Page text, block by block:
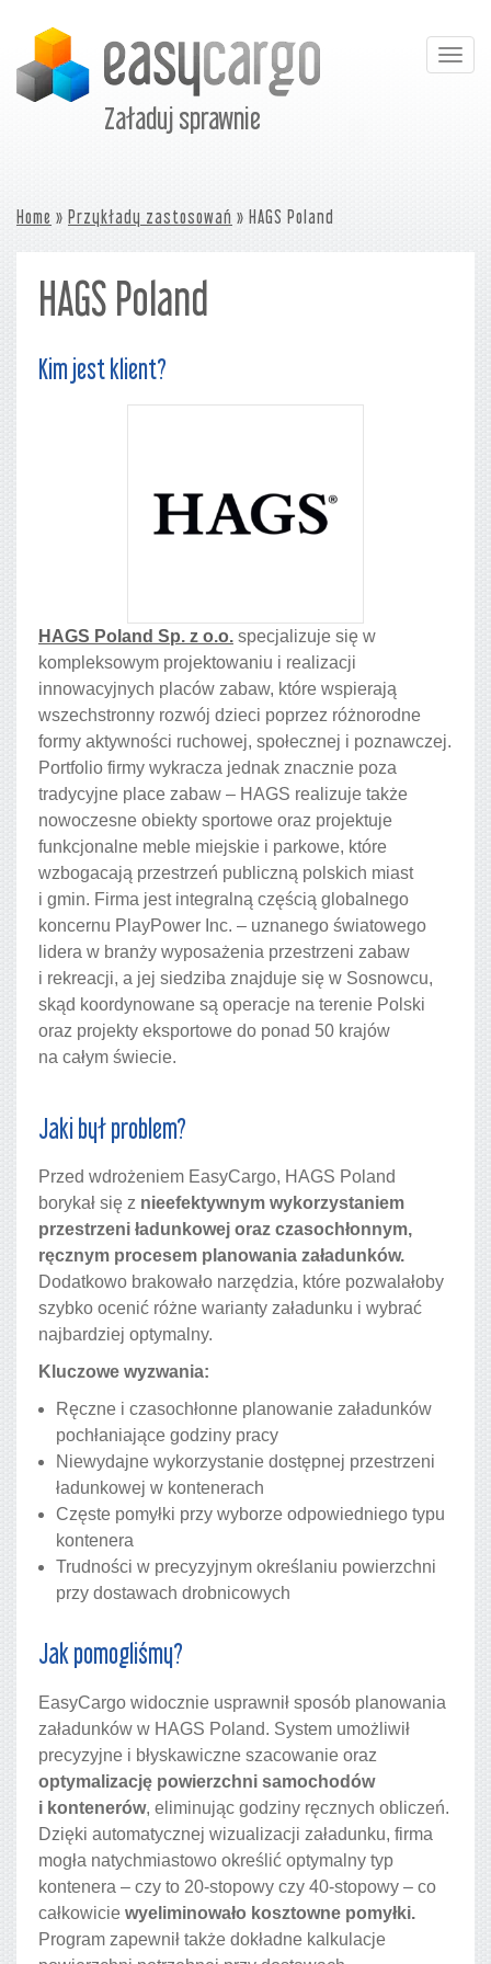
Załaduj sprawnie
Home » Przykłady zastosowań » HAGS Poland
HAGS Poland
Kim jest klient?
HAGS Poland Sp. z o.o. specjalizuje się w
kompleksowym projektowaniu i realizacji
innowacyjnych placów zabaw, które wspierają
wszechstronny rozwój dzieci poprzez różnorodne
formy aktywności ruchowej, społecznej i poznawczej.
Portfolio firmy wykracza jednak znacznie poza
tradycyjne place zabaw – HAGS realizuje także
nowoczesne obiekty sportowe oraz projektuje
funkcjonalne meble miejskie i parkowe, które
wzbogacają przestrzeń publiczną polskich miast
i gmin. Firma jest integralną częścią globalnego
koncernu PlayPower Inc. – uznanego światowego
lidera w branży wyposażenia przestrzeni zabaw
i rekreacji, a jej siedziba znajduje się w Sosnowcu,
skąd koordynowane są operacje na terenie Polski
oraz projekty eksportowe do ponad 50 krajów
na całym świecie.
Jaki był problem?
Przed wdrożeniem EasyCargo, HAGS Poland
borykał się z nieefektywnym wykorzystaniem
przestrzeni ładunkowej oraz czasochłonnym,
ręcznym procesem planowania załadunków.
Dodatkowo brakowało narzędzia, które pozwalałoby
szybko ocenić różne warianty załadunku i wybrać
najbardziej optymalny.
Kluczowe wyzwania:
Ręczne i czasochłonne planowanie załadunków
pochłaniające godziny pracy
Niewydajne wykorzystanie dostępnej przestrzeni
ładunkowej w kontenerach
Częste pomyłki przy wyborze odpowiedniego typu
kontenera
Trudności w precyzyjnym określaniu powierzchni
przy dostawach drobnicowych
Jak pomogliśmy?
EasyCargo widocznie usprawnił sposób planowania
załadunków w HAGS Poland. System umożliwił
precyzyjne i błyskawiczne szacowanie oraz
optymalizację powierzchni samochodów
i kontenerów, eliminując godziny ręcznych obliczeń.
Dzięki automatycznej wizualizacji załadunku, firma
mogła natychmiastowo określić optymalny typ
kontenera – czy to 20-stopowy czy 40-stopowy – co
całkowicie wyeliminowało kosztowne pomyłki.
Program zapewnił także dokładne kalkulacje